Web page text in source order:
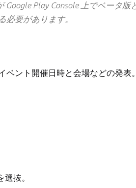
Play Console 上でベータ版
要があります。
ベント開催日時と会場などの発表
抜。